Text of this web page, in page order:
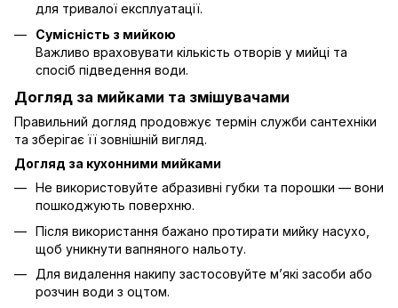
для тривалої експлуатації.
Сумісність з мийкою
Важливо враховувати кількість отворів у мийці та
спосіб підведення води.
Догляд за мийками та змішувачами
Правильний догляд продовжує термін служби сантехніки
та зберігає її зовнішній вигляд.
Догляд за кухонними мийками
Не використовуйте абразивні губки та порошки — вони
пошкоджують поверхню.
Після використання бажано протирати мийку насухо,
щоб уникнути вапняного нальоту.
Для видалення накипу застосовуйте м’які засоби або
розчин води з оцтом.